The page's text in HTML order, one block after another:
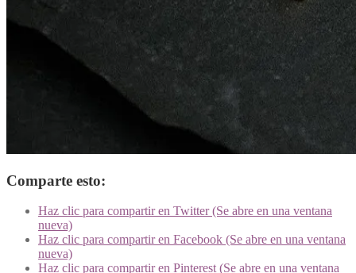
Comparte esto:
Haz clic para compartir en Twitter (Se abre en una ventana
nueva)
Haz clic para compartir en Facebook (Se abre en una ventana
nueva)
Haz clic para compartir en Pinterest (Se abre en una ventana